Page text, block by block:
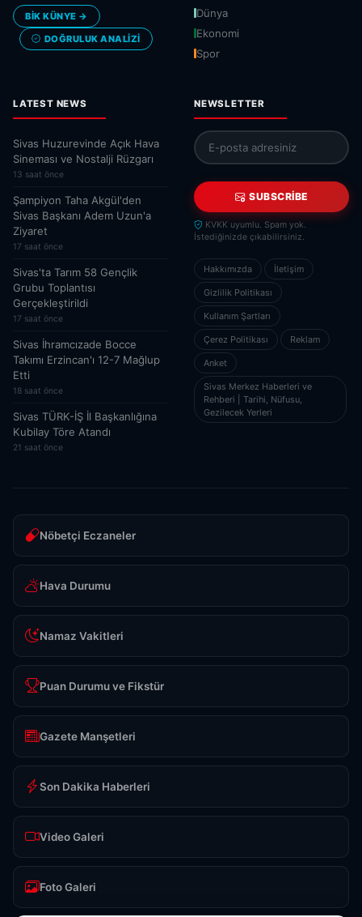
BİK KÜNYE →
DOĞRULUK ANALIZI
Dünya
Ekonomi
Spor
LATEST NEWS
Sivas Huzurevinde Açık Hava
Sineması ve Nostalji Rüzgarı
13 saat önce
Şampiyon Taha Akgül'den
Sivas Başkanı Adem Uzun'a
Ziyaret
17 saat önce
Sivas'ta Tarım 58 Gençlik
Grubu Toplantısı
Gerçekleştirildi
17 saat önce
Sivas İhramcızade Bocce
Takımı Erzincan'ı 12-7 Mağlup
Etti
18 saat önce
Sivas TÜRK-İŞ İl Başkanlığına
Kubilay Töre Atandı
21 saat önce
NEWSLETTER
SUBSCRIBE
KVKK uyumlu. Spam yok.
İstediğinizde çıkabilirsiniz.
Hakkımızda İletişim
Gizlilik Politikası
Kullanım Şartları
Çerez Politikası Reklam
Anket
Sivas Merkez Haberleri ve
Rehberi | Tarihi, Nüfusu,
Gezilecek Yerleri
Nöbetçi Eczaneler
Hava Durumu
Namaz Vakitleri
Puan Durumu ve Fikstür
Gazete Manşetleri
Son Dakika Haberleri
Video Galeri
Foto Galeri